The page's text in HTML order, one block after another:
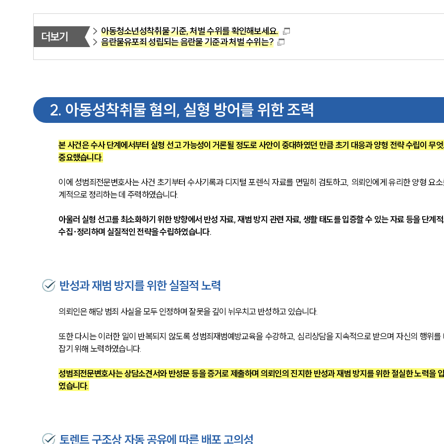
더보기
아동청소년성착취물 기준, 처벌 수위를 확인해보세요.
음란물유포죄 성립되는 음란물 기준과 처벌 수위는?
2. 아동성착취물 혐의, 실형 방어를 위한 조력
본 사건은 수사 단계에서부터 실형 선고 가능성이 거론될 정도로 사안이 중대하였던 만큼 초기 대응과 양형 전략 수립이 무
중요했습니다.
이에 성범죄전문변호사는 사건 초기부터 수사기록과 디지털 포렌식 자료를 면밀히 검토하고, 의뢰인에게 유리한 양형 요
계적으로 정리하는 데 주력하였습니다.
아울러 실형 선고를 최소화하기 위한 방향에서 반성 자료, 재범 방지 관련 자료, 생활 태도를 입증할 수 있는 자료 등을 단계
수집·정리하며 실질적인 전략을 수립하였습니다.
반성과 재범 방지를 위한 실질적 노력
의뢰인은 해당 범죄 사실을 모두 인정하며 잘못을 깊이 뉘우치고 반성하고 있습니다.
또한 다시는 이러한 일이 반복되지 않도록 성범죄재범예방교육을 수강하고, 심리상담을 지속적으로 받으며 자신의 행위를
잡기 위해 노력하였습니다.
성범죄전문변호사는 상담소견서와 반성문 등을 증거로 제출하며 의뢰인의 진지한 반성과 재범 방지를 위한 절실한 노력을
였습니다.
토렌트 구조상 자동 공유에 따른 배포 고의성